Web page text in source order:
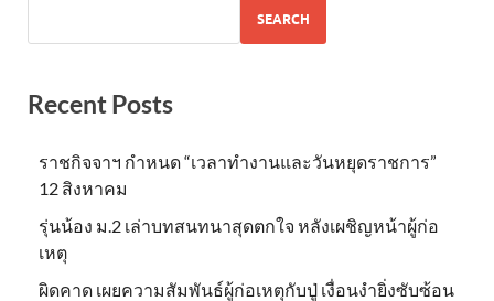
SEARCH
Recent Posts
ราชกิจจาฯ กำหนด “เวลาทำงานและวันหยุดราชการ”
12 สิงหาคม
รุ่นน้อง ม.2 เล่าบทสนทนาสุดตกใจ หลังเผชิญหน้าผู้ก่อ
เหตุ
ผิดคาด เผยความสัมพันธ์ผู้ก่อเหตุกับปู่ เงื่อนงำยิ่งซับซ้อน